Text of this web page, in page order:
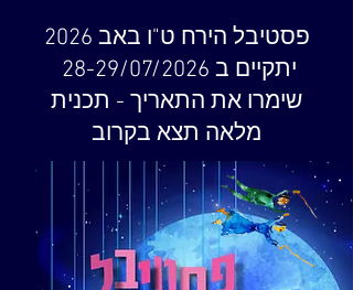
פסטיבל הירח ט"ו באב 2026
יתקיים ב 28-29/07/2026
שימרו את התאריך - תכנית
מלאה תצא בקרוב